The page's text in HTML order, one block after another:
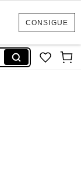
CONSIGUE